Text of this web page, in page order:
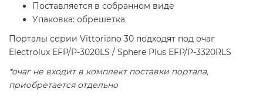
Поставляется в собранном виде
Упаковка: обрешетка
Порталы серии Vittoriano 30 подходят под очаг
Electrolux EFP/P-3020LS / Sphere Plus EFP/P-3320RLS
*очаг не входит в комплект поставки портала,
приобретается отдельно